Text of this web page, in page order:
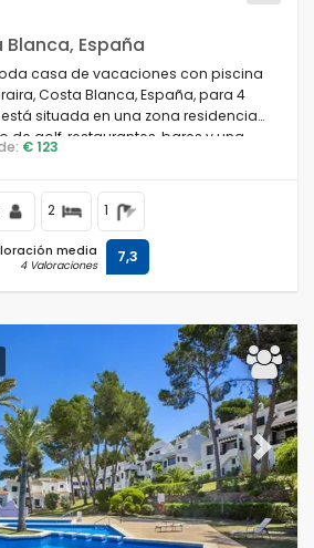
España
casa de vacaciones con piscina
Costa Blanca, España, para 4
situada en una zona residencial,
de golf, restaurantes, bares y una
a 3 km de la playa.
€ 123
2 1
media
4 Valoraciones 7,3
Next